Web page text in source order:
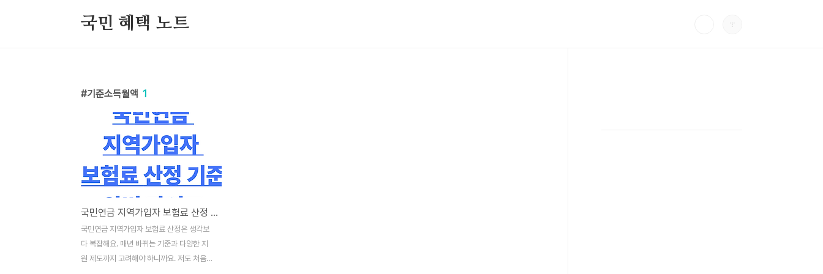
국민 혜택 노트
기준소득월액 1
국민연금 지역가입자 보험료 산정 기준 완벽 가이드
국민연금 지역가입자 보험료 산정은 생각보
다 복잡해요. 매년 바뀌는 기준과 다양한 지
원 제도까지 고려해야 하니까요. 저도 처음에